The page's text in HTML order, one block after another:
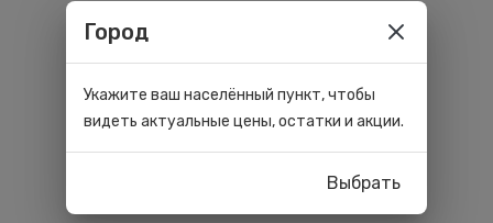
Город
Укажите ваш населённый пункт, чтобы
видеть актуальные цены, остатки и акции.
Выбрать